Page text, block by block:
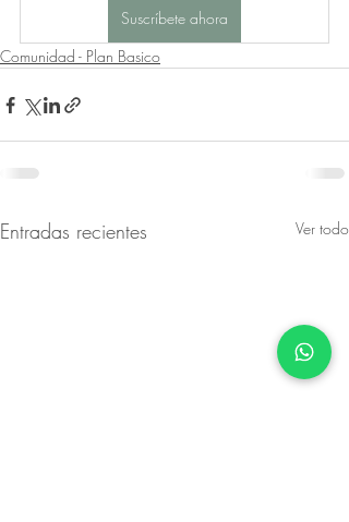
Suscríbete ahora
Comunidad - Plan Basico
Entradas recientes Ver todo